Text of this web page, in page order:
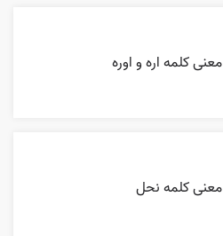
معنی کلمه اره و اوره
معنی کلمه نحل